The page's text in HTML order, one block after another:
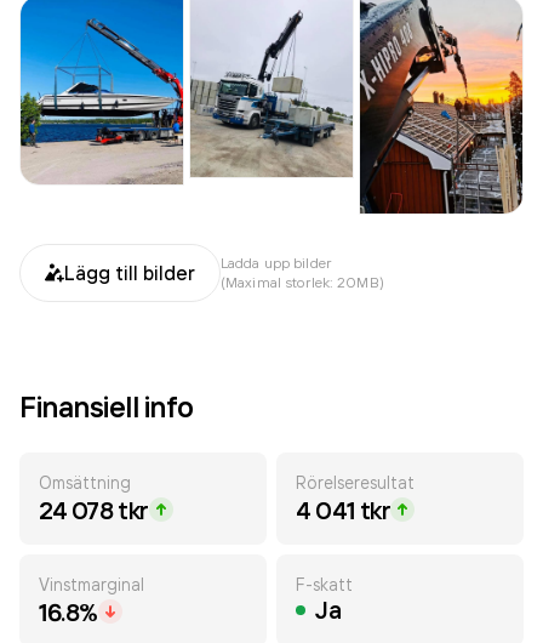
Lägg till bilder
Ladda upp bilder
(Maximal storlek: 20MB)
Finansiell info
Omsättning
24 078 tkr
Rörelseresultat
4 041 tkr
Vinstmarginal
16.8%
F-skatt
Ja